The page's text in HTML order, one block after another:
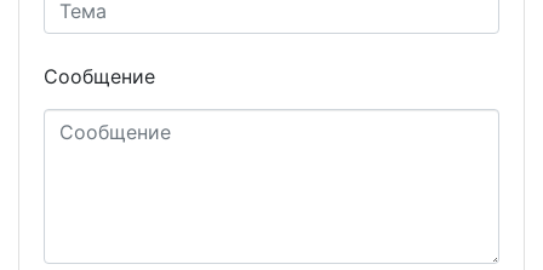
Сообщение